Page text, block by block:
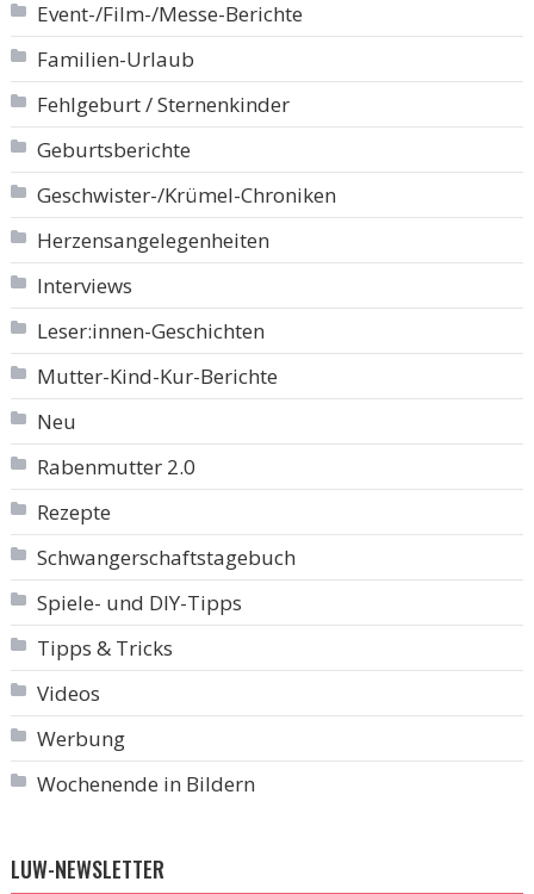
Event-/Film-/Messe-Berichte
Familien-Urlaub
Fehlgeburt / Sternenkinder
Geburtsberichte
Geschwister-/Krümel-Chroniken
Herzensangelegenheiten
Interviews
Leser:innen-Geschichten
Mutter-Kind-Kur-Berichte
Neu
Rabenmutter 2.0
Rezepte
Schwangerschaftstagebuch
Spiele- und DIY-Tipps
Tipps & Tricks
Videos
Werbung
Wochenende in Bildern
LUW-NEWSLETTER